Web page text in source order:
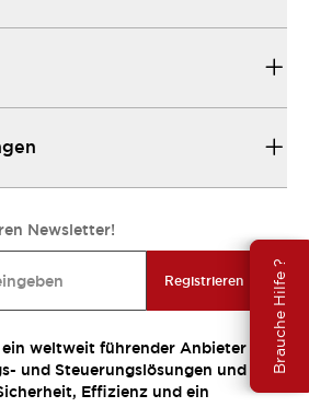
Brauche Hilfe ?
Newsletter!
Registrieren
weltweit führender Anbieter
und Steuerungslösungen und
Effizienz und ein